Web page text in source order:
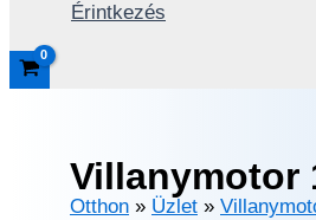
Érintkezés
Villanymotor
Otthon » Üzlet »